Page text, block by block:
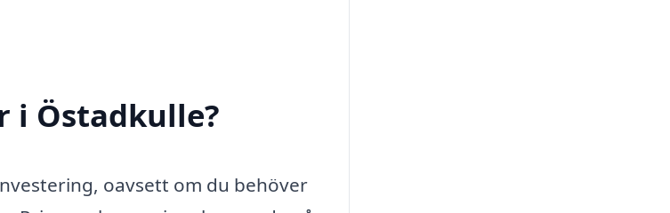
i Östadkulle?
oavsett om du behöver